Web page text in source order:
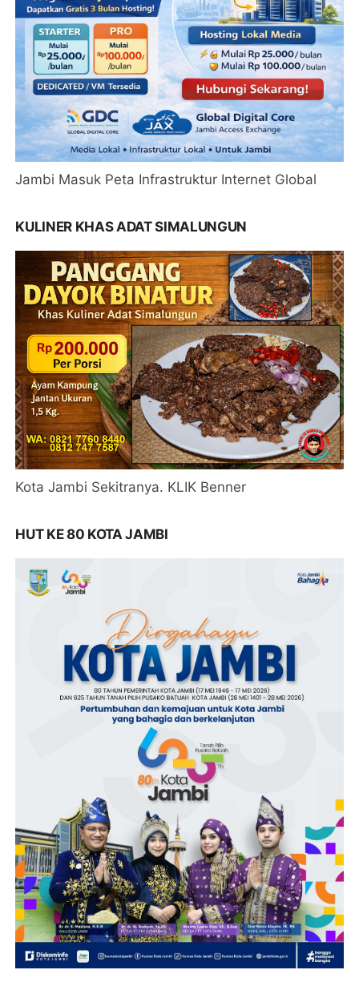
Jambi Masuk Peta Infrastruktur Internet Global
KULINER KHAS ADAT SIMALUNGUN
Kota Jambi Sekitranya. KLIK Benner
HUT KE 80 KOTA JAMBI